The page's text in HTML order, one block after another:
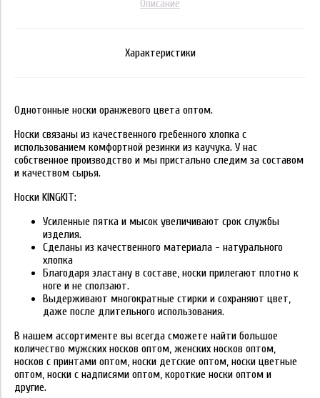
Описание
Характеристики
Однотонные носки оранжевого цвета оптом.
Носки связаны из качественного гребенного хлопка с
использованием комфортной резинки из каучука. У нас
собственное производство и мы пристально следим за составом
и качеством сырья.
Носки KINGKIT:
Усиленные пятка и мысок увеличивают срок службы
изделия.
Сделаны из качественного материала - натурального
хлопка
Благодаря эластану в составе, носки прилегают плотно к
ноге и не сползают.
Выдерживают многократные стирки и сохраняют цвет,
даже после длительного использования.
В нашем ассортименте вы всегда сможете найти большое
количество мужских носков оптом, женских носков оптом,
носков с принтами оптом, носки детские оптом, носки цветные
оптом, носки с надписями оптом, короткие носки оптом и
другие.